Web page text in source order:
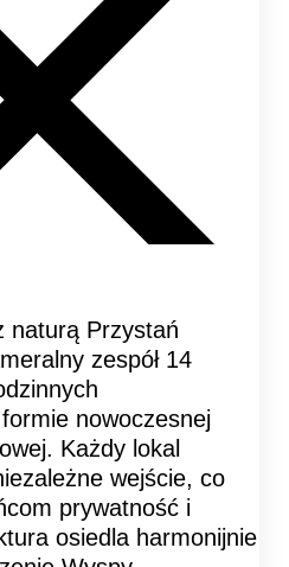
naturą Przystań
zespół 14
nowoczesnej
Każdy lokal
wejście, co
prywatność i
osiedla harmonijnie